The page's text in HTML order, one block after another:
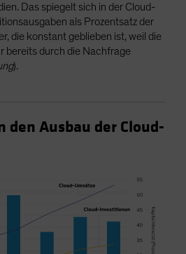
Das spiegelt sich in der Cloud-
als Prozentsatz der
die konstant geblieben ist, weil die
bereits durch die Nachfrage
).
den Ausbau der Cloud-